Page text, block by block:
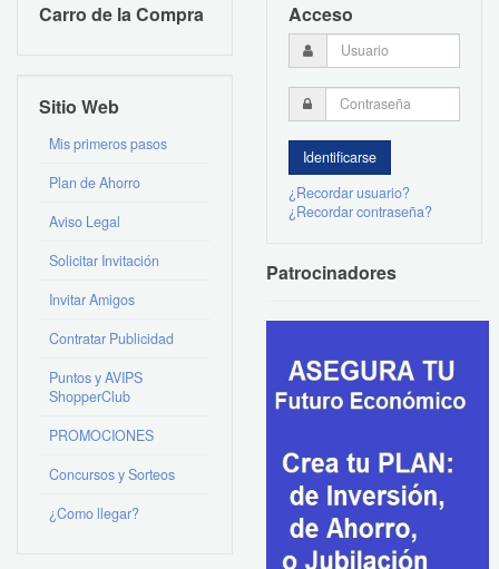
Carro de la Compra
Sitio Web
Mis primeros pasos
Plan de Ahorro
Aviso Legal
Solicitar Invitación
Invitar Amigos
Contratar Publicidad
Puntos y AVIPS
ShopperClub
PROMOCIONES
Concursos y Sorteos
¿Como llegar?
Acceso
¿Recordar usuario?
¿Recordar contraseña?
Patrocinadores